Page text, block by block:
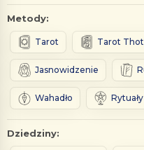
Metody:
Tarot Tarot
Jasnowidzenie
Wahadło
Dziedziny: